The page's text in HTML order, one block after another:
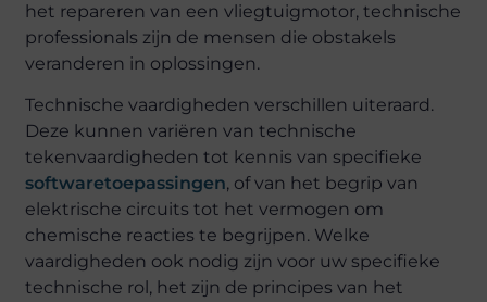
het repareren van een vliegtuigmotor, technische
professionals zijn de mensen die obstakels
veranderen in oplossingen.
Technische vaardigheden verschillen uiteraard.
Deze kunnen variëren van technische
tekenvaardigheden tot kennis van specifieke
softwaretoepassingen, of van het begrip van
elektrische circuits tot het vermogen om
chemische reacties te begrijpen. Welke
vaardigheden ook nodig zijn voor uw specifieke
technische rol, het zijn de principes van het